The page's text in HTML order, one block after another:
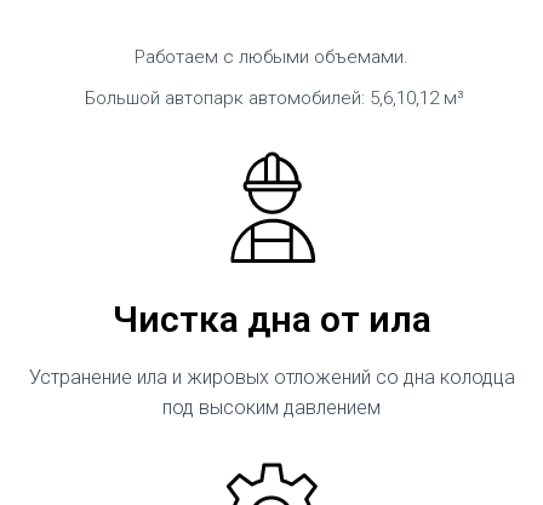
Работаем с любыми объемами.
Большой автопарк автомобилей: 5,6,10,12 м³
Чистка дна от ила
Устранение ила и жировых отложений со дна колодца
под высоким давлением